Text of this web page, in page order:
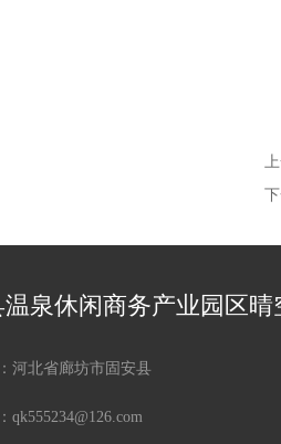
上
下
温泉休闲商务产业园区晴
河北省廊坊市固安县
qk555234@126.com